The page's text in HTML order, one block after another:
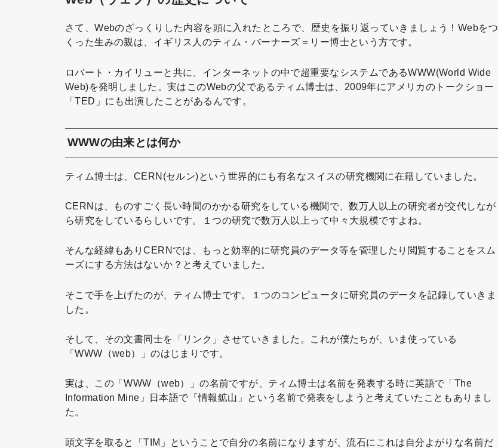
さて、Webのざっくりした内容を頭に入れたところで、歴史を振り返っていきましょう！Webをつ
くった生みの親は、イギリス人のティム・バーナーズ＝リー博士という方です。
ロバート・カイリューと共に、インターネットの中で超重要なシステムであるWWW(World Wide
Web)を発明しました。実はこのWebの父であるティム博士は、2009年にアメリカのトークショー
「TED」にも出演したことがあるんです。
WWWの由来とは何か
ティム博士は、CERN(セルン)という世界的にも有名なスイスの研究機関に在籍していました。
CERNは、ものすごく長い時間のかかる研究をしている機関で、数万人以上の研究者が交代しなが
ら研究をしているらしいです。１つの研究で数万人以上って中々大規模ですよね。
そんな経緯もありCERNでは、もっと効率的に研究員のデータ等を管理したり閲覧することをスム
ーズにする方法はないか？と考えていました。
そこで手を上げたのが、ティム博士です。１つのコンピュータに研究員のデータを記録していきま
した。
そして、その文書同士を「リンク」させていきました。これが僕たちが、いま使っている
「WWW（web）」のはじまりです。
実は、この「WWW（web）」の名前ですが、ティム博士は名前を発表する時に英語で「The
Information Mine」日本語で「情報鉱山」という名前で発表をしようと考えていたこともありまし
た。
頭文字を取ると「TIM」ということで自分の名前になりますが、流石にこれは自分よがりな名前だ